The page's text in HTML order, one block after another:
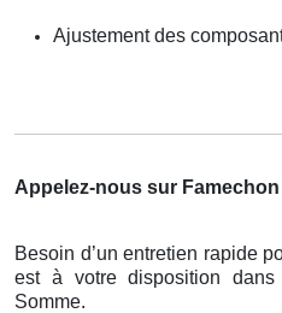
Ajustement des
Appelez-nous sur
Besoin d’un entretien rapide
est à votre disposition
Somme.